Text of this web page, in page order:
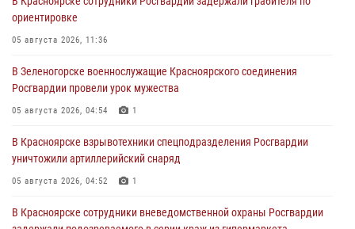
ориентировке
05 августа 2026, 11:36
В Зеленогорске военнослужащие Красноярского соединения
Росгвардии провели урок мужества
05 августа 2026, 04:54 1
В Красноярске взрывотехники спецподразделения Росгвардии
уничтожили артиллерийский снаряд
05 августа 2026, 04:52 1
В Красноярске сотрудники вневедомственной охраны Росгвардии